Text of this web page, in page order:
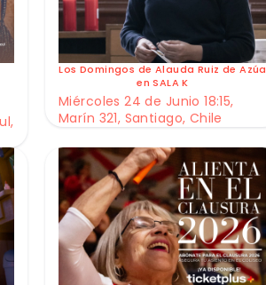
Los Domingos de Alauda Ruiz de Azúa
en SALA K
Miércoles 24 de Junio 18:15,
Marín 321, Santiago, Chile